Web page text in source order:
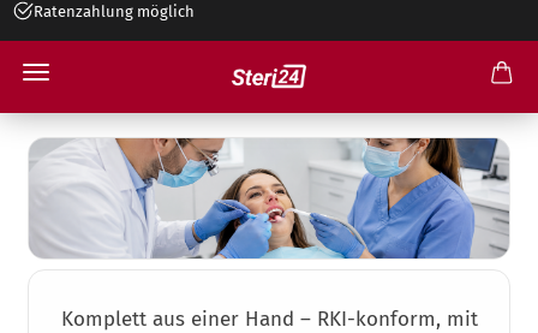
Ratenzahlung möglich
+49 545 26 34 99 30
Autoklav für Zahnarztpraxen
Komplett aus einer Hand – RKI-konform, mit